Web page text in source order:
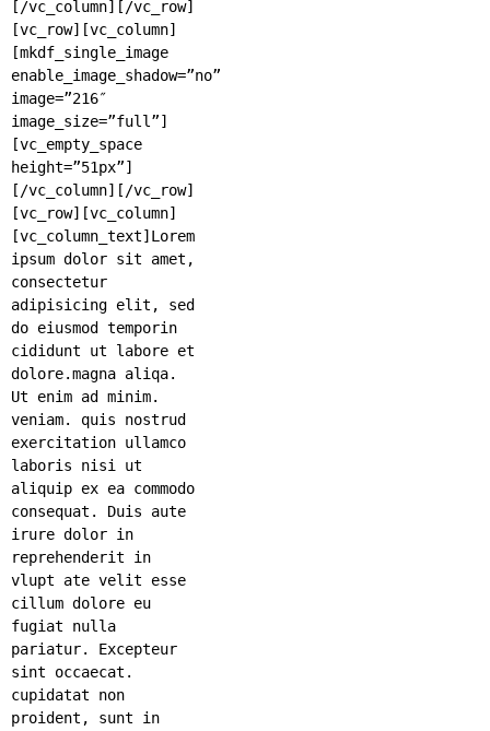
[/vc_column][/vc_row]
[vc_row][vc_column]
[mkdf_single_image
enable_image_shadow=”no”
image=”216″
image_size=”full”]
[vc_empty_space
height=”51px”]
[/vc_column][/vc_row]
[vc_row][vc_column]
[vc_column_text]Lorem
ipsum dolor sit amet,
consectetur
adipisicing elit, sed
do eiusmod temporin
cididunt ut labore et
dolore.magna aliqa.
Ut enim ad minim.
veniam. quis nostrud
exercitation ullamco
laboris nisi ut
aliquip ex ea commodo
consequat. Duis aute
irure dolor in
reprehenderit in
vlupt ate velit esse
cillum dolore eu
fugiat nulla
pariatur. Excepteur
sint occaecat.
cupidatat non
proident, sunt in